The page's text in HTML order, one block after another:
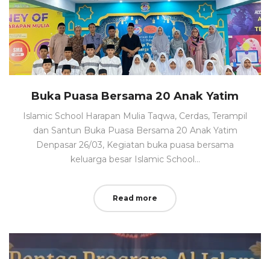
Buka Puasa Bersama 20 Anak Yatim
Islamic School Harapan Mulia Taqwa, Cerdas, Terampil
dan Santun Buka Puasa Bersama 20 Anak Yatim
Denpasar 26/03, Kegiatan buka puasa bersama
keluarga besar Islamic School…
Read more